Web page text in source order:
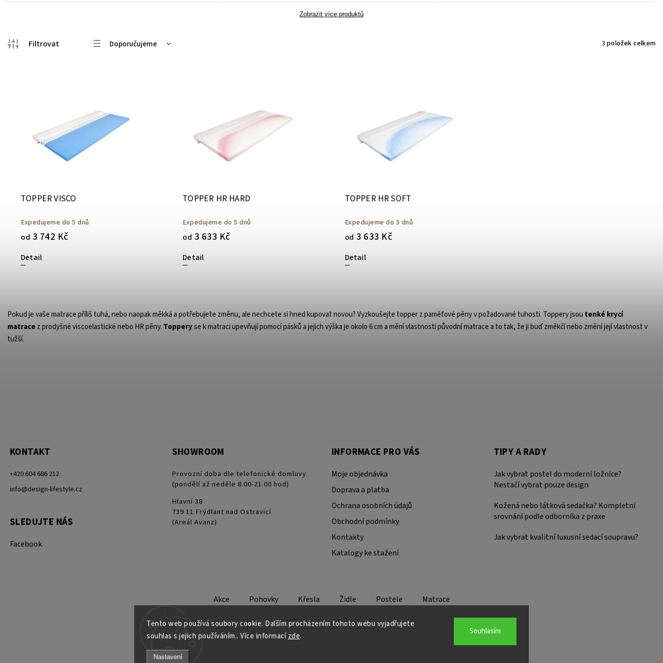
Tento web používá soubory cookie. Dalším procházením tohoto webu vyjadřujete
souhlas s jejich používáním.. Více informacízde.
Nastavení
Souhlasím
Zobrazit více produktů
Doporučujeme
3 položek celkem
TOPPER VISCO
Expedujeme do 5 dnů
od 3 742 Kč
Detail
TOPPER HR HARD
Expedujeme do 5 dnů
od 3 633 Kč
Detail
TOPPER HR SOFT
Expedujeme do 5 dnů
od 3 633 Kč
Detail
Pokud je vaše matrace příliš tuhá, nebo naopak měkká a potřebujete změnu, ale nechcetesi hned kupovat novou? Vyzkoušejte topper z paměťové pěny v požadované tuhosti. Toppery jsou tenké krycí
matrace z prodyšné viscoelastické nebo HRpěny. Topperyse k matraci upevňují pomocí pásků a jejich výška je okolo 6 cm a mění vlastnosti původní matrace a to tak, že ji buď změkčí nebo změní její vlastnost v
tužší.
KONTAKT
+420 604 686 212
info@design-lifestyle.cz
SLEDUJTE NÁS
Facebook
SHOWROOM
Provozní doba dle telefonické domluvy.
(pondělí až neděle 8.00-21.00 hod)
Hlavní 38
739 11 Frýdlant nad Ostravicí
(Areál Avanz)
INFORMACE PRO VÁS
Moje objednávka
Doprava a platba
Ochrana osobních údajů
Obchodní podmínky
Kontakty
Katalogy ke stažení
TIPY A RADY
Jak vybrat postel do moderní ložnice?
Nestačí vybrat pouze design
Kožená nebo látková sedačka? Kompletní
srovnání podle odborníka z praxe
Jak vybrat kvalitní luxusní sedací soupravu?
Akce Pohovky Křesla Židle Postele Matrace
Copyright 2026Design - Lifestyle